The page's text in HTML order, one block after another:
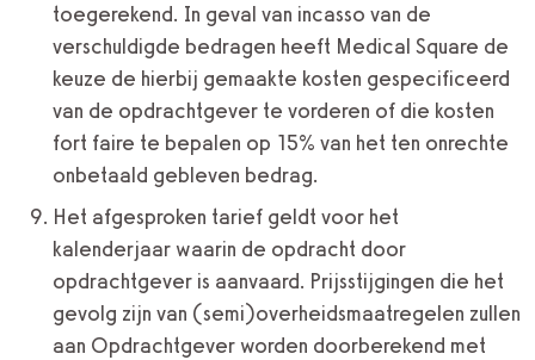
toegerekend. In geval van incasso van de
verschuldigde bedragen heeft Medical Square de
keuze de hierbij gemaakte kosten gespecificeerd
van de opdrachtgever te vorderen of die kosten
fort faire te bepalen op 15% van het ten onrechte
onbetaald gebleven bedrag.
Het afgesproken tarief geldt voor het
kalenderjaar waarin de opdracht door
opdrachtgever is aanvaard. Prijsstijgingen die het
gevolg zijn van (semi)overheidsmaatregelen zullen
aan Opdrachtgever worden doorberekend met